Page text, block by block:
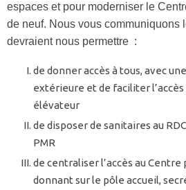
espaces et pour moderniser le
de neuf. Nous vous communiquons
devraient nous permettre :
de donner accès à tous, avec
extérieure et de faciliter l’accès
élévateur
de disposer de sanitaires au
PMR
de centraliser l’accès au
donnant sur le pôle accueil,